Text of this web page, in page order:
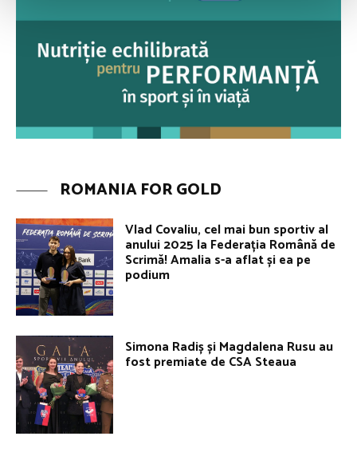
ROMANIA FOR GOLD
Vlad Covaliu, cel mai bun sportiv al
anului 2025 la Federația Română de
Scrimă! Amalia s-a aflat și ea pe
podium
Simona Radiș și Magdalena Rusu au
fost premiate de CSA Steaua